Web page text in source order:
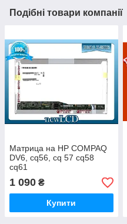
Подібні товари компанії
Матрица на HP COMPAQ
DV6, cq56, cq 57 cq58
cq61
1 090 ₴
Купити